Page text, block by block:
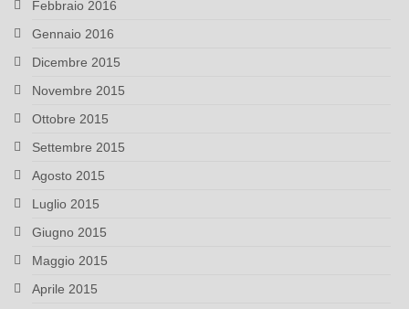
Febbraio 2016
Gennaio 2016
Dicembre 2015
Novembre 2015
Ottobre 2015
Settembre 2015
Agosto 2015
Luglio 2015
Giugno 2015
Maggio 2015
Aprile 2015